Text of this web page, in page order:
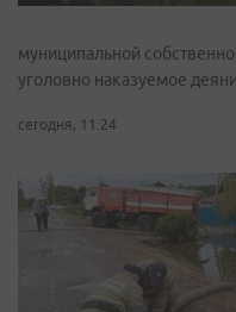
муниципальной
уголовно наказуемое
сегодня, 11:24